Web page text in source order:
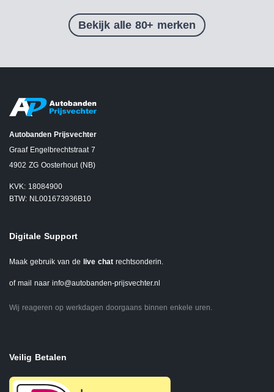
Bekijk alle 80+ merken
Autobanden Prijsvechter
Graaf Engelbrechtstraat 7
4902 ZG Oosterhout (NB)
KVK: 18084900
BTW: NL001673936B10
Digitale Support
Maak gebruik van de live chat rechtsonderin.
of mail naar info@autobanden-prijsvechter.nl
Wij reageren op werkdagen doorgaans binnen enkele uren.
Veilig Betalen